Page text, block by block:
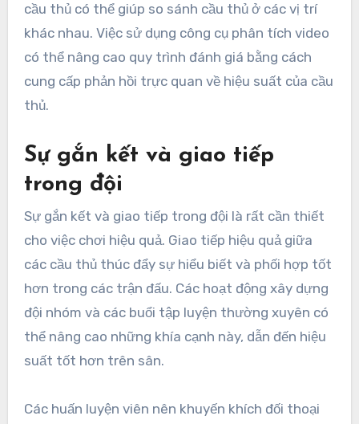
cầu thủ có thể giúp so sánh cầu thủ ở các vị trí
khác nhau. Việc sử dụng công cụ phân tích video
có thể nâng cao quy trình đánh giá bằng cách
cung cấp phản hồi trực quan về hiệu suất của cầu
thủ.
Sự gắn kết và giao tiếp
trong đội
Sự gắn kết và giao tiếp trong đội là rất cần thiết
cho việc chơi hiệu quả. Giao tiếp hiệu quả giữa
các cầu thủ thúc đẩy sự hiểu biết và phối hợp tốt
hơn trong các trận đấu. Các hoạt động xây dựng
đội nhóm và các buổi tập luyện thường xuyên có
thể nâng cao những khía cạnh này, dẫn đến hiệu
suất tốt hơn trên sân.
Các huấn luyện viên nên khuyến khích đối thoại